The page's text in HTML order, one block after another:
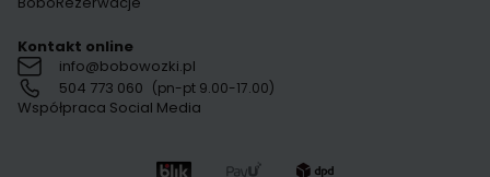
Kontakt online
info@bobowozki.pl
504 773 060 (pn-pt 9.00-17.00)
Współpraca Social Media